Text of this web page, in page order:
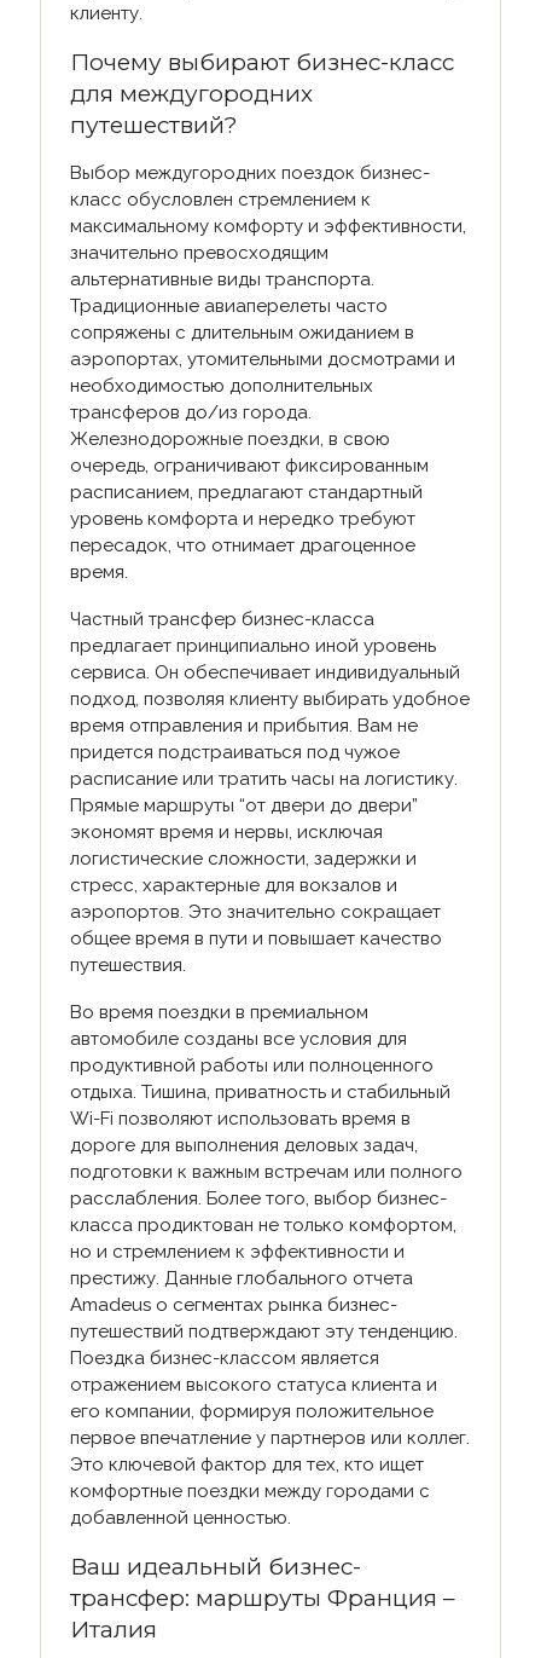
клиенту.
Почему выбирают бизнес-класс
для междугородних
путешествий?
Выбор междугородних поездок бизнес-
класс обусловлен стремлением к
максимальному комфорту и эффективности,
значительно превосходящим
альтернативные виды транспорта.
Традиционные авиаперелеты часто
сопряжены с длительным ожиданием в
аэропортах, утомительными досмотрами и
необходимостью дополнительных
трансферов до/из города.
Железнодорожные поездки, в свою
очередь, ограничивают фиксированным
расписанием, предлагают стандартный
уровень комфорта и нередко требуют
пересадок, что отнимает драгоценное
время.
Частный трансфер бизнес-класса
предлагает принципиально иной уровень
сервиса. Он обеспечивает индивидуальный
подход, позволяя клиенту выбирать удобное
время отправления и прибытия. Вам не
придется подстраиваться под чужое
расписание или тратить часы на логистику.
Прямые маршруты “от двери до двери”
экономят время и нервы, исключая
логистические сложности, задержки и
стресс, характерные для вокзалов и
аэропортов. Это значительно сокращает
общее время в пути и повышает качество
путешествия.
Во время поездки в премиальном
автомобиле созданы все условия для
продуктивной работы или полноценного
отдыха. Тишина, приватность и стабильный
Wi-Fi позволяют использовать время в
дороге для выполнения деловых задач,
подготовки к важным встречам или полного
расслабления. Более того, выбор бизнес-
класса продиктован не только комфортом,
но и стремлением к эффективности и
престижу. Данные глобального отчета
Amadeus о сегментах рынка бизнес-
путешествий подтверждают эту тенденцию.
Поездка бизнес-классом является
отражением высокого статуса клиента и
его компании, формируя положительное
первое впечатление у партнеров или коллег.
Это ключевой фактор для тех, кто ищет
комфортные поездки между городами с
добавленной ценностью.
Ваш идеальный бизнес-
трансфер: маршруты Франция –
Италия